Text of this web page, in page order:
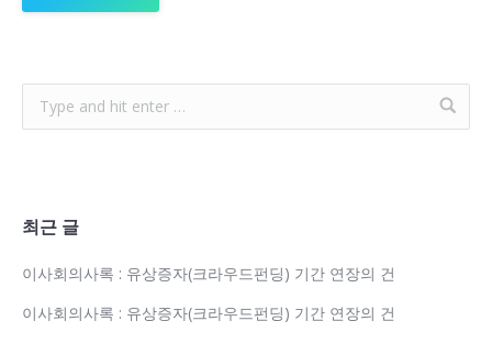
최근 글
이사회의사록 : 유상증자(크라우드펀딩) 기간 연장의 건
이사회의사록 : 유상증자(크라우드펀딩) 기간 연장의 건